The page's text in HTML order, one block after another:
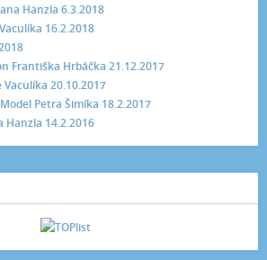
Hanzla 6.3.2018
16.2.2018
Františka Hrbáčka 21.12.2017
20.10.2017
Petra Šimíka 18.2.2017
Hanzla 14.2.2016